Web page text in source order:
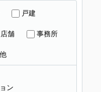
戸建
店舗 事務所
ン